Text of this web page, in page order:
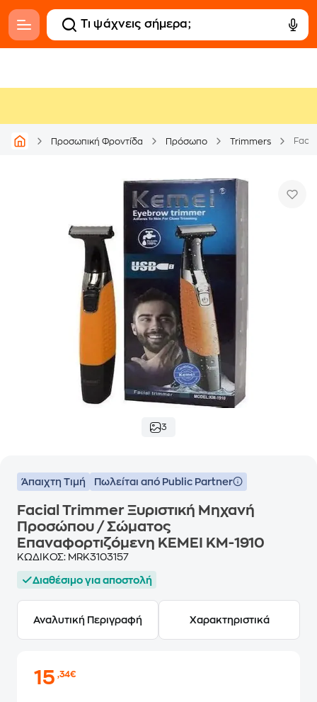
Προσωπική Φροντίδα Πρόσωπο Trimmers
3
Άπαιχτη Τιμή Πωλείται από Public Partner
Facial Trimmer Ξυριστική Μηχανή
Προσώπου / Σώματος
Επαναφορτιζόμενη KEMEI KM-1910
ΚΩΔΙΚΟΣ: MRK3103157
Διαθέσιμο για αποστολή
Αναλυτική Περιγραφή Χαρακτηριστικά
15,34€